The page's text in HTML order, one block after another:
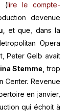
(lire le compte-
devenue
, et que, dans la
Opera
Peter Gelb avait
Stemme, trop
Center. Revenue
en janvier,
qui échoit à